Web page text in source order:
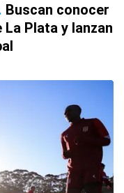
Buscan conocer
Plata y lanzan